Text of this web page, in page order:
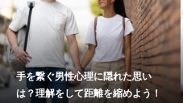
手を繋ぐ男性心理に隠れた思い
は？理解をして距離を縮めよう！